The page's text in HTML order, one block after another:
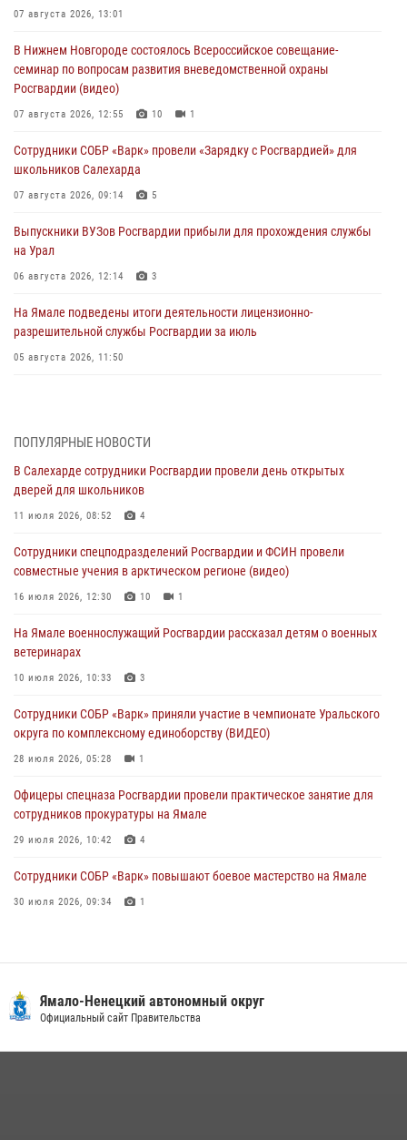
07 августа 2026, 13:01
В Нижнем Новгороде состоялось Всероссийское совещание-
семинар по вопросам развития вневедомственной охраны
Росгвардии (видео)
07 августа 2026, 12:55 10 1
Сотрудники СОБР «Варк» провели «Зарядку с Росгвардией» для
школьников Салехарда
07 августа 2026, 09:14 5
Выпускники ВУЗов Росгвардии прибыли для прохождения службы
на Урал
06 августа 2026, 12:14 3
На Ямале подведены итоги деятельности лицензионно-
разрешительной службы Росгвардии за июль
05 августа 2026, 11:50
03 августа 2026, 07:21 2
Генерал-полковник Юрий Аверин выступил на Всероссийском
молодёжном образовательном форуме «Территория смыслов»
03 августа 2026, 06:54
Директор Росгвардии Герой России генерал армии Виктор Золотов
поздравил специалистов подразделений тыла с профессиональным
праздником
Сотрудники СОБР «Варк» повышают боевое мастерство на Ямале
30 июля 2026, 09:34 1
Офицеры спецназа Росгвардии провели практическое занятие для
сотрудников прокуратуры на Ямале
29 июля 2026, 10:42 4
ПОПУЛЯРНЫЕ НОВОСТИ
В Салехарде сотрудники Росгвардии провели день открытых
дверей для школьников
11 июля 2026, 08:52 4
Сотрудники спецподразделений Росгвардии и ФСИН провели
совместные учения в арктическом регионе (видео)
16 июля 2026, 12:30 10 1
На Ямале военнослужащий Росгвардии рассказал детям о военных
ветеринарах
10 июля 2026, 10:33 3
Сотрудники СОБР «Варк» приняли участие в чемпионате Уральского
округа по комплексному единоборству (ВИДЕО)
28 июля 2026, 05:28 1
Офицеры спецназа Росгвардии провели практическое занятие для
сотрудников прокуратуры на Ямале
29 июля 2026, 10:42 4
Сотрудники СОБР «Варк» повышают боевое мастерство на Ямале
30 июля 2026, 09:34 1
18 июля 2026, 09:36 3
«Росгвардия. Вехи истории»: войска правопорядка на охране
стратегических объектов поверженной Германии (видео)
Ямало-Ненецкий автономный округ
Официальный сайт Правительства